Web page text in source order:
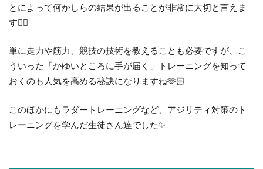
とによって何かしらの結果が出ることが非常に大切と言えま
す✌🏻
単に走力や筋力、競技の技術を教えることも必要ですが、こ
ういった「かゆいところに手が届く」トレーニングを知って
おくのも人気を高める秘訣になりますね🫶🏻
このほかにもラダートレーニングなど、アジリティ対策のト
レーニングを学んだ生徒さん達でした✨